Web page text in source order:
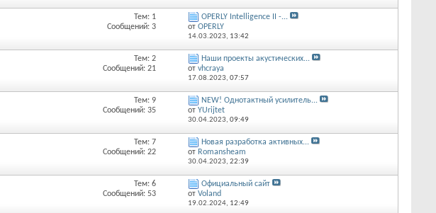
Тем: 1
Сообщений: 3
OPERLY Intelligence II -...
от OPERLY
14.03.2023, 13:42
Тем: 2
Сообщений: 21
Наши проекты акустических...
от vhcraya
17.08.2023, 07:57
Тем: 9
Сообщений: 35
NEW! Однотактный усилитель...
от YUrijtet
30.04.2023, 09:49
Тем: 7
Сообщений: 22
Новая разработка активных...
от Romansheam
30.04.2023, 22:39
Тем: 6
Сообщений: 53
Официальный сайт
от Voland
19.02.2024, 12:49